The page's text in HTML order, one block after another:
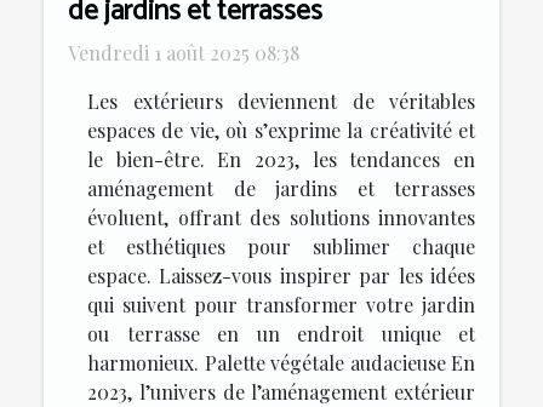
de jardins et terrasses
Vendredi 1 août 2025 08:38
Les extérieurs deviennent de véritables
espaces de vie, où s’exprime la créativité et
le bien-être. En 2023, les tendances en
aménagement de jardins et terrasses
évoluent, offrant des solutions innovantes
et esthétiques pour sublimer chaque
espace. Laissez-vous inspirer par les idées
qui suivent pour transformer votre jardin
ou terrasse en un endroit unique et
harmonieux. Palette végétale audacieuse En
2023, l’univers de l’aménagement extérieur